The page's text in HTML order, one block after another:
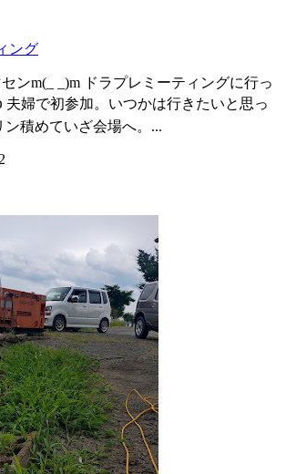
ング
ンm(_ _)m ドラプレミーティングに行っ
夫婦で初参加。いつかは行きたいと思っ
積めていざ会場へ。...